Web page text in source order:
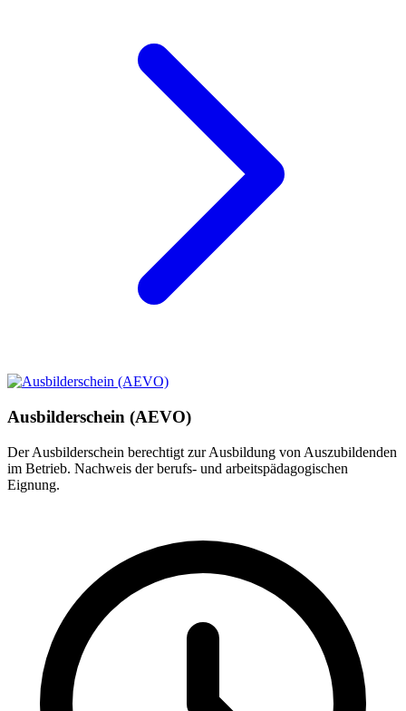
Ausbilderschein (AEVO)
Der Ausbilderschein berechtigt zur Ausbildung von Auszubildenden
im Betrieb. Nachweis der berufs- und arbeitspädagogischen
Eignung.